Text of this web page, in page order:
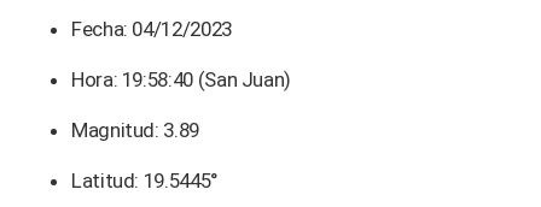
Fecha: 04/12/2023
Hora: 19:58:40 (San Juan)
Magnitud: 3.89
Latitud: 19.5445°